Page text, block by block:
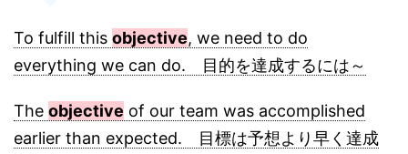
To fulfill this objective, we need to do
everything we can do. 目的を達成するには～
The objective of our team was accomplished
earlier than expected. 目標は予想より早く達成